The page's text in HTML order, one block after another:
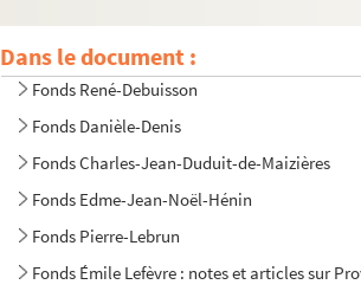
Dans le document :
Fonds Félix-Bourquelot, suite
Fonds René-Debuisson
Fonds Danièle-Denis
Fonds Charles-Jean-Duduit-de-Maizières
Fonds Edme-Jean-Noël-Hénin
Fonds Pierre-Lebrun
Fonds Émile Lefèvre : notes et articles sur